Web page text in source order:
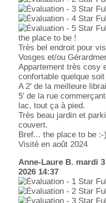
the place to be !
Très bel endroit pour
Vosges et/ou
Appartement très cosy
confortable quelque
A 2' de la meilleure
5' de la rue
lac, tout ça à pied.
Très beau jardin et
couvert.
Bref... the place to be :-)
Visité en août 2024
Anne-Laure B. mardi
2026 14:37